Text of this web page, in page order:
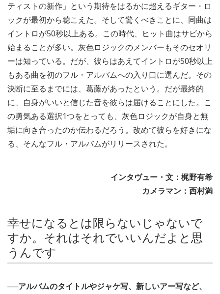
ティストの新作」という期待をはるかに超えるギター・ロ
ックが最初から聴こえた。そして驚くべきことに、同曲は
イントロが50秒以上ある。この時代、ヒット曲はサビから
始まることが多い。灰色ロジックのメンバーもそのセオリ
ーは知っている。だが、彼らはあえてイントロが50秒以上
もある曲を初のフル・アルバムへの入り口に選んだ。その
決断に至るまでには、葛藤があったという。だが最終的
に、自身がいいと信じた音を彼らは届けることにした。こ
の勇気ある選択1つをとっても、灰色ロジックが自身と無
垢に向き合ったのか伝わるだろう。改めて彼らを好きにな
る、そんなフル・アルバムがリリースされた。
インタヴュー・文：梶野有希
カメラマン：西村満
幸せになるとは限らないじゃないで
すか。それはそれでいいんだよと思
うんです
──アルバムのタイトルやジャケ写、新しいアー写など、